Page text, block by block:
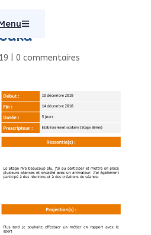
0 commentaires